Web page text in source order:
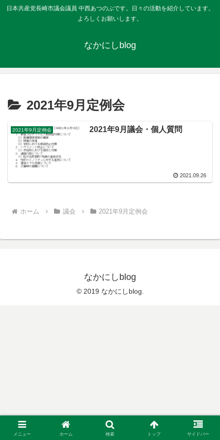
日本共産党長崎市議会議員 中西あつのぶです。日々の活動を紹介しています。
よろしくお願いします。
なかにしblog
2021年9月定例会
2021年9月定例会 2021年9月議会・個人質問
2021.09.26
ホーム 議会 2021年9月定例会
なかにしblog
© 2019 なかにしblog.
メニュー ホーム 検索 トップ サイドバー